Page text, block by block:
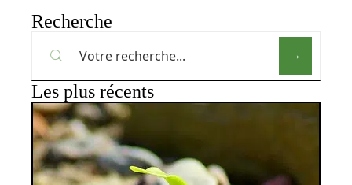
Recherche
Les plus récents